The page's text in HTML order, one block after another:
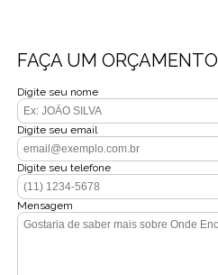
FAÇA UM ORÇAMENTO
Digite seu nome
Digite seu email
Digite seu telefone
Mensagem